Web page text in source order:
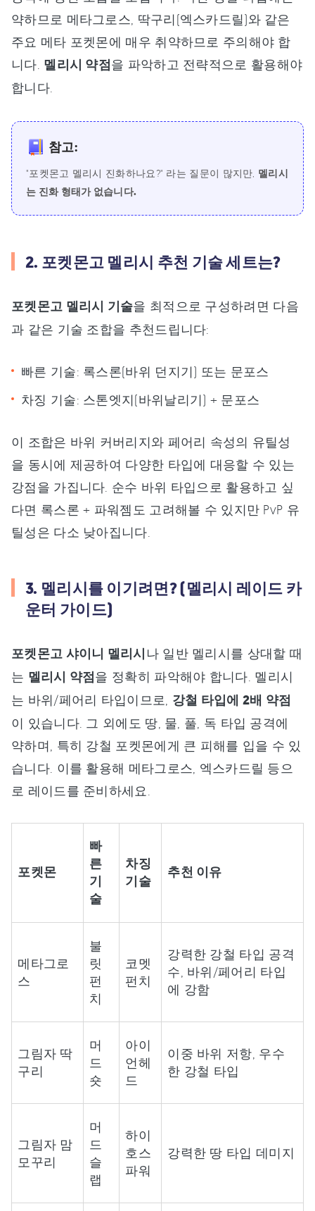
약하므로 메타그로스, 딱구리(엑스카드릴)와 같은
주요 메타 포켓몬에 매우 취약하므로 주의해야 합
니다. 멜리시 약점을 파악하고 전략적으로 활용해야
합니다.
참고:
"포켓몬고 멜리시 진화하나요?" 라는 질문이 많지만, 멜리시
는 진화 형태가 없습니다.
2. 포켓몬고 멜리시 추천 기술 세트는?
포켓몬고 멜리시 기술을 최적으로 구성하려면 다음
과 같은 기술 조합을 추천드립니다:
빠른 기술: 록스론(바위 던지기) 또는 문포스
차징 기술: 스톤엣지(바위날리기) + 문포스
이 조합은 바위 커버리지와 페어리 속성의 유틸성
을 동시에 제공하여 다양한 타입에 대응할 수 있는
강점을 가집니다. 순수 바위 타입으로 활용하고 싶
다면 록스론 + 파워젬도 고려해볼 수 있지만 PvP 유
틸성은 다소 낮아집니다.
3. 멜리시를 이기려면? (멜리시 레이드 카
운터 가이드)
포켓몬고 샤이니 멜리시 나 일반 멜리시를 상대할 때
는 멜리시 약점을 정확히 파악해야 합니다. 멜리시
는 바위/페어리 타입이므로, 강철 타입에 2배 약점
이 있습니다. 그 외에도 땅, 물, 풀, 독 타입 공격에
약하며, 특히 강철 포켓몬에게 큰 피해를 입을 수 있
습니다. 이를 활용해 메타그로스, 엑스카드릴 등으
로 레이드를 준비하세요.
포켓몬
빠
른
기
술
차징
기술
추천 이유
메타그로
스
불
릿
펀
치
코멧
펀치
강력한 강철 타입 공격
수, 바위/페어리 타입
에 강함
그림자 딱
구리
머
드
숏
아이
언헤
드
이중 바위 저항, 우수
한 강철 타입
그림자 맘
모꾸리
머
드
슬
랩
하이
호스
파워
강력한 땅 타입 데미지